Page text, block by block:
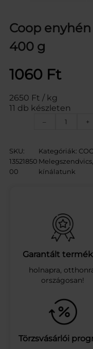
Coop
400 g
1060 Ft
2650 Ft / kg
11 db készleten
–
C
P
P
A
Ö
R
K
Ö
T
E
Y
H
É
N
C
+
SKU:
13521850
00
Kategóriák:
Melegszendvics
kínálatunk
Garantált
holnapra,
országosan!
Törzsvásárlói